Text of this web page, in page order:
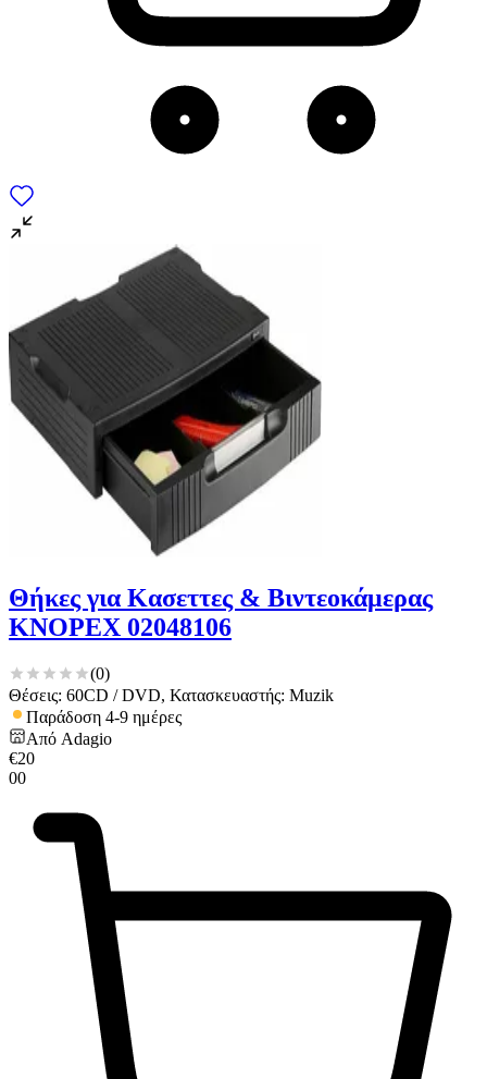
Θήκες για Κασεττες & Βιντεοκάμερας
KNOPEX 02048106
(0)
Θέσεις: 60CD / DVD, Κατασκευαστής: Muzik
Παράδοση 4-9 ημέρες
Από Adagio
€20
00